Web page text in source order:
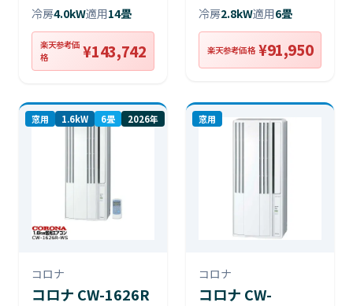
冷房4.0kW適用14畳
楽天参考価
格
¥143,742
冷房2.8kW適用6畳
楽天参考価格 ¥91,950
窓用 1.6kW 6畳 2026年
コロナ
コロナ CW-1626R
窓用
コロナ
コロナ CW-